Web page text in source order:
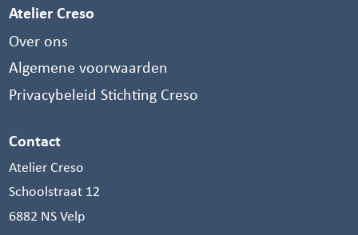
Atelier Creso
Over ons
Algemene voorwaarden
Privacybeleid Stichting Creso
Contact
Atelier Creso
Schoolstraat 12
6882 NS Velp